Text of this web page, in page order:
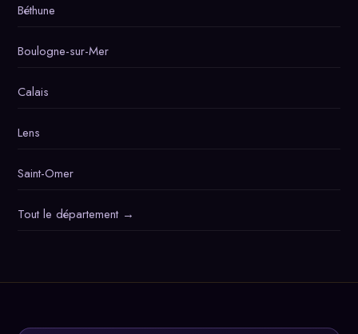
Béthune
Boulogne-sur-Mer
Calais
Lens
Saint-Omer
Tout le département →